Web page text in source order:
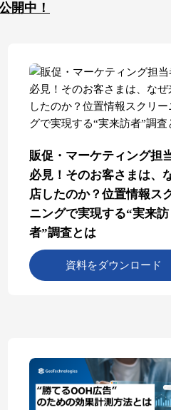
開中！
販促・マーケティング担
必見！そのお客さまは、
店したのか？位置情報ス
ニングで実現する“実来訪
者”調査とは
資料をダウンロード